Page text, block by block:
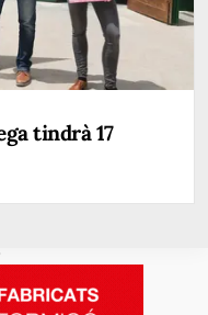
tindrà 17